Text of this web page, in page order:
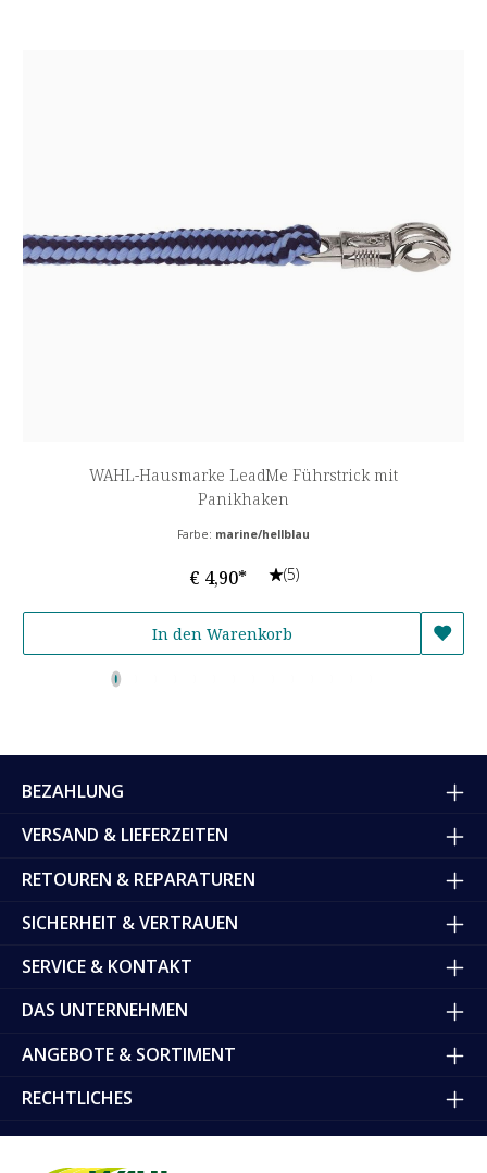
WAHL-Hausmarke LeadMe Führstrick mit
Panikhaken
Farbe: marine/hellblau
€ 4,90* (5)
In den Warenkorb
BEZAHLUNG
VERSAND & LIEFERZEITEN
RETOUREN & REPARATUREN
SICHERHEIT & VERTRAUEN
SERVICE & KONTAKT
DAS UNTERNEHMEN
ANGEBOTE & SORTIMENT
RECHTLICHES